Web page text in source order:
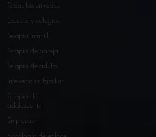
Todas las entradas
Escuela y colegios
Terapia infantil
Terapia de pareja
Terapia de adulto
Intervencion familiar
Terapia de
adolescente
Empresas